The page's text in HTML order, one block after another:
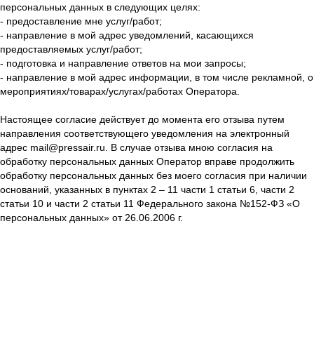
персональных данных в следующих целях:
- предоставление мне услуг/работ;
- направление в мой адрес уведомлений, касающихся
предоставляемых услуг/работ;
- подготовка и направление ответов на мои запросы;
- направление в мой адрес информации, в том числе рекламной, о
мероприятиях/товарах/услугах/работах Оператора.
Настоящее согласие действует до момента его отзыва путем
направления соответствующего уведомления на электронный
адрес mail@pressair.ru. В случае отзыва мною согласия на
обработку персональных данных Оператор вправе продолжить
обработку персональных данных без моего согласия при наличии
оснований, указанных в пунктах 2 – 11 части 1 статьи 6, части 2
статьи 10 и части 2 статьи 11 Федерального закона №152-ФЗ «О
персональных данных» от 26.06.2006 г.